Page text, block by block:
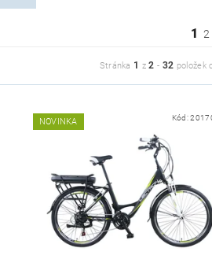
1 2
Stránka 1 z2 - 32 položek
NOVINKA Kód: